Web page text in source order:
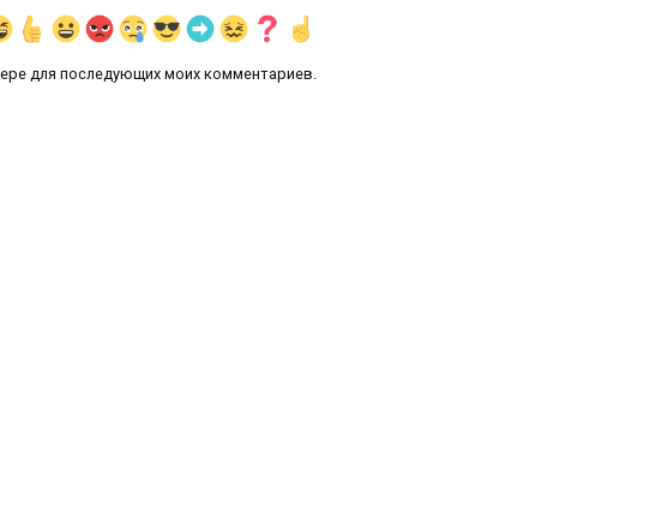
для последующих моих комментариев.